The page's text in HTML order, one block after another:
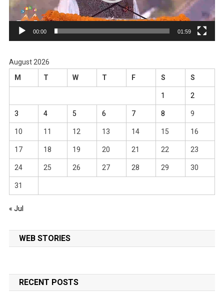
00:00 01:59
August 2026
M
T W T F S S
1 2
3 4 5 6 7 8 9
10 11 12 13 14 15 16
17 18 19 20 21 22 23
24 25 26 27 28 29 30
31
« Jul
WEB STORIES
RECENT POSTS